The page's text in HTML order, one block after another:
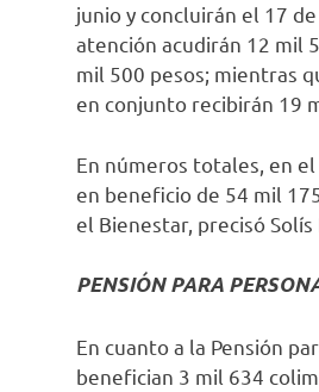
junio y concluirán el 17
atención acudirán 12 mil
mil 500 pesos; mientras
en conjunto recibirán 19
En números totales, en
en beneficio de 54 mil
el Bienestar, precisó Solís
PENSIÓN PARA
En cuanto a la Pensión
benefician 3 mil 634